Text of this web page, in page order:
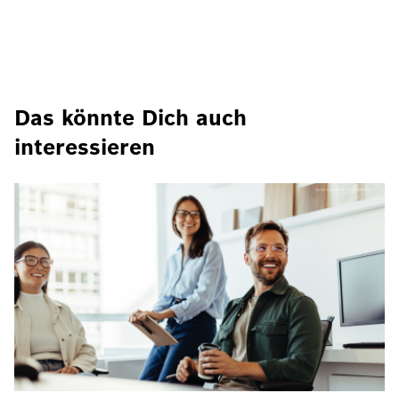
Das könnte Dich auch
interessieren